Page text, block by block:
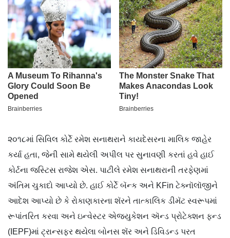
૨૦૧૮માં સિવિલ કોર્ટે રમેશ સનાથરાને કાયદેસરના માલિક જાહેર
કર્યા હતા, જેની સામે થયેલી અપીલ પર સુનાવણી કરતાં હવે હાઈ
કોર્ટના જસ્ટિસ રાજેશ એસ. પાટીલે રમેશ સનાથરાની તરફેણમાં
અંતિમ ચુકાદો આપ્યો છે. હાઈ કોર્ટે બૅન્ક અને KFin ટેક્નૉલૉજીને
આદેશ આપ્યો છે કે રોકાણકારના શૅરને તાત્કાલિક ડીમૅટ સ્વરૂપમાં
રૂપાંતરિત કરવા અને ઇન્વેસ્ટર એજ્યુકેશન ઍન્ડ પ્રોટેક્શન ફન્ડ
(IEPF)માં ટ્રાન્સફર થયેલા બોનસ શૅર અને ડિવિડન્ડ પરત